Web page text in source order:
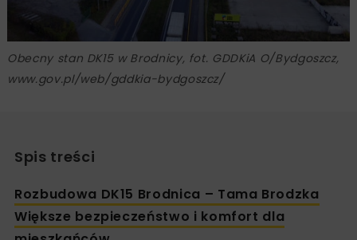
Obecny stan DK15 w Brodnicy, fot. GDDKiA O/Bydgoszcz,
www.gov.pl/web/gddkia-bydgoszcz/
Spis treści
Rozbudowa DK15 Brodnica – Tama Brodzka
Większe bezpieczeństwo i komfort dla